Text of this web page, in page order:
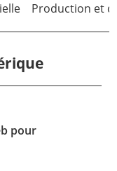
Production et
pour